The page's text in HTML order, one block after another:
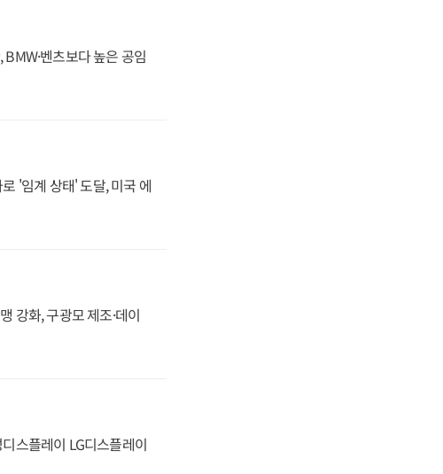
벤츠보다 높은 공임
'임계 상태' 도달, 미국 에
강화, 구광모 제조·데이
스플레이 LG디스플레이